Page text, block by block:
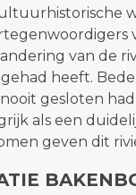
van de
heeft.
gesloten
als een
geven dit